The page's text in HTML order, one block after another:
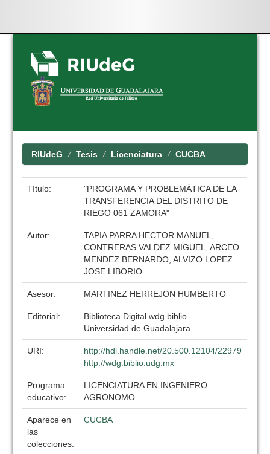
Skip
navigation
RIUdeG Tesis Licenciatura CUCBA
Título:
"PROGRAMA Y PROBLEMÁTICA DE LA
TRANSFERENCIA DEL DISTRITO DE
RIEGO 061 ZAMORA"
Autor:
TAPIA PARRA HECTOR MANUEL,
CONTRERAS VALDEZ MIGUEL, ARCEO
MENDEZ BERNARDO, ALVIZO LOPEZ
JOSE LIBORIO
Asesor: MARTINEZ HERREJON HUMBERTO
Editorial:
Biblioteca Digital wdg.biblio
Universidad de Guadalajara
URI:
http://hdl.handle.net/20.500.12104/22979
http://wdg.biblio.udg.mx
Programa
educativo:
LICENCIATURA EN INGENIERO
AGRONOMO
Aparece en
las
colecciones:
CUCBA